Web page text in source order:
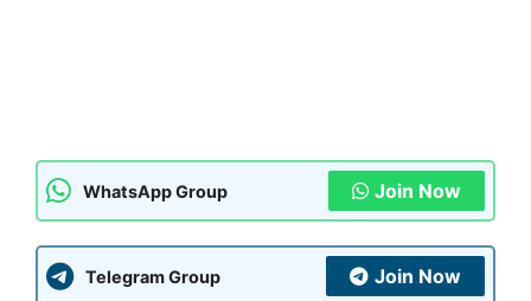
WhatsApp Group Join Now
Telegram Group Join Now